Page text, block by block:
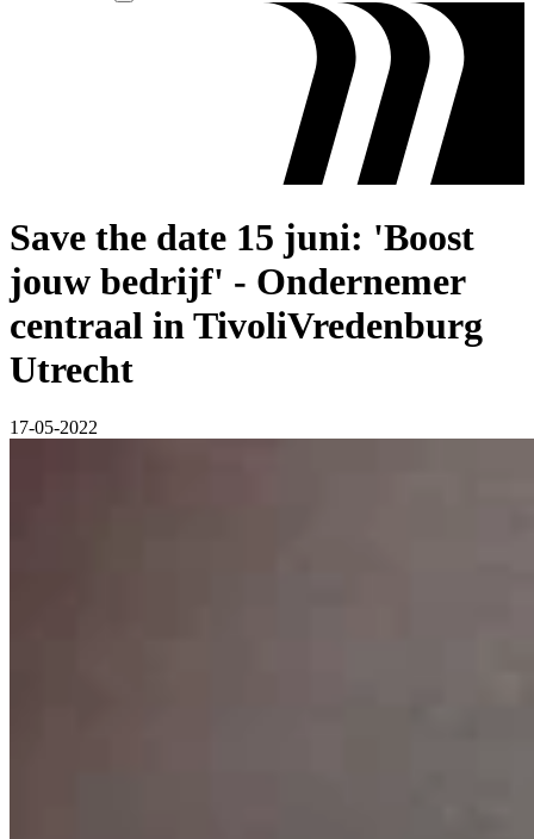
Save the date 15 juni: 'Boost
jouw bedrijf' - Ondernemer
centraal in TivoliVredenburg
Utrecht
17-05-2022